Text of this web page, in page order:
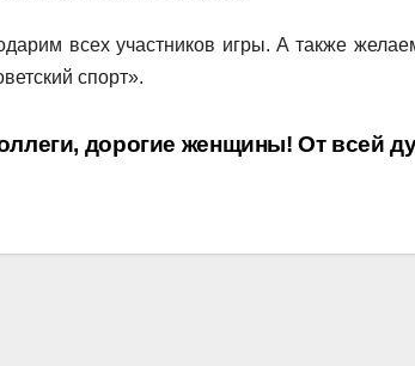
всех участников игры. А также
спорт».
дорогие женщины! От всей